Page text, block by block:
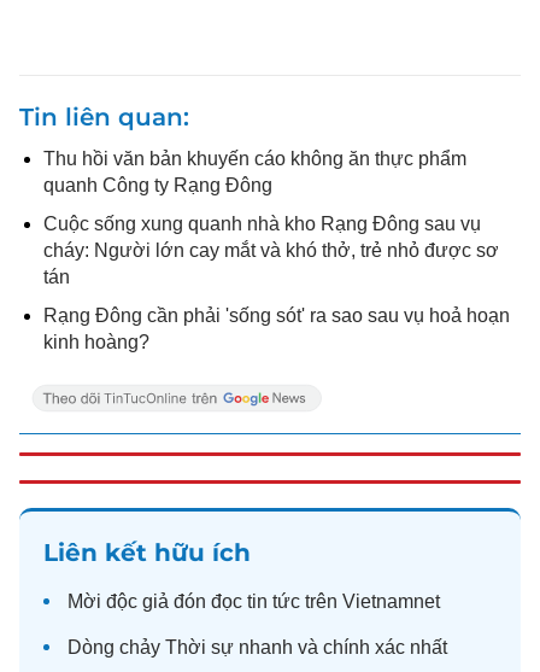
Tin liên quan
Thu hồi văn bản khuyến cáo không ăn thực phẩm
quanh Công ty Rạng Đông
Cuộc sống xung quanh nhà kho Rạng Đông sau vụ
cháy: Người lớn cay mắt và khó thở, trẻ nhỏ được sơ
tán
Rạng Đông cần phải 'sống sót' ra sao sau vụ hoả hoạn
kinh hoàng?
Liên kết hữu ích
Mời độc giả đón đọc tin tức trên Vietnamnet
Dòng chảy Thời sự nhanh và chính xác nhất